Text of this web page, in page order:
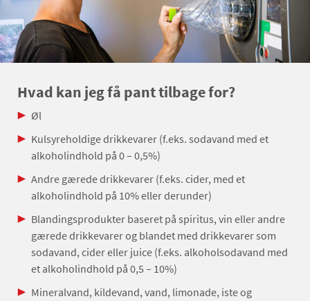
Hvad kan jeg få pant tilbage for?
Øl
Kulsyreholdige drikkevarer (f.eks. sodavand med et
alkoholindhold på 0 – 0,5%)
Andre gærede drikkevarer (f.eks. cider, med et
alkoholindhold på 10% eller derunder)
Blandingsprodukter baseret på spiritus, vin eller andre
gærede drikkevarer og blandet med drikkevarer som
sodavand, cider eller juice (f.eks. alkoholsodavand med
et alkoholindhold på 0,5 – 10%)
Mineralvand, kildevand, vand, limonade, iste og